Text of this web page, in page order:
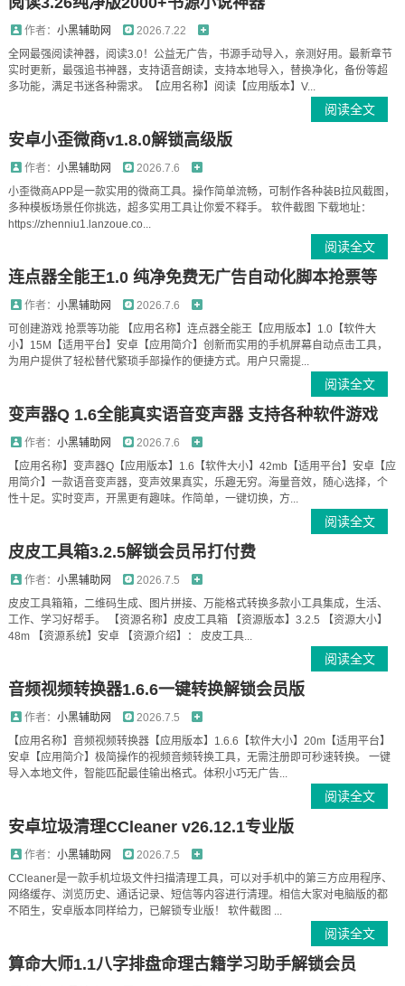
作者： 小黑辅助网
2026.7.22
全网最强阅读神器，阅读3.0！公益无广告，书源手动导入，亲测好用。最新章节
实时更新，最强追书神器，支持语音朗读，支持本地导入，替换净化，备份等超
多功能，满足书迷各种需求。【应用名称】阅读【应用版本】V...
阅读全文
安卓小歪微商v1.8.0解锁高级版
作者： 小黑辅助网
2026.7.6
小歪微商APP是一款实用的微商工具。操作简单流畅，可制作各种装B拉风截图，
多种模板场景任你挑选，超多实用工具让你爱不释手。 软件截图 下载地址：
https://zhenniu1.lanzoue.co...
阅读全文
连点器全能王1.0 纯净免费无广告自动化脚本抢票等
作者： 小黑辅助网
2026.7.6
可创建游戏 抢票等功能 【应用名称】连点器全能王【应用版本】1.0【软件大
小】15M【适用平台】安卓【应用简介】创新而实用的手机屏幕自动点击工具，
为用户提供了轻松替代繁琐手部操作的便捷方式。用户只需提...
阅读全文
变声器Q 1.6全能真实语音变声器 支持各种软件游戏
作者： 小黑辅助网
2026.7.6
【应用名称】变声器Q【应用版本】1.6【软件大小】42mb【适用平台】安卓【应
用简介】一款语音变声器，变声效果真实，乐趣无穷。海量音效，随心选择，个
性十足。实时变声，开黑更有趣味。作简单，一键切换，方...
阅读全文
皮皮工具箱3.2.5解锁会员吊打付费
作者： 小黑辅助网
2026.7.5
皮皮工具箱箱，二维码生成、图片拼接、万能格式转换多款小工具集成，生活、
工作、学习好帮手。 【资源名称】皮皮工具箱 【资源版本】3.2.5 【资源大小】
48m 【资源系统】安卓 【资源介绍】： 皮皮工具...
阅读全文
音频视频转换器1.6.6一键转换解锁会员版
作者： 小黑辅助网
2026.7.5
【应用名称】音频视频转换器【应用版本】1.6.6【软件大小】20m【适用平台】
安卓【应用简介】极简操作的视频音频转换工具，无需注册即可秒速转换。 一键
导入本地文件，智能匹配最佳输出格式。体积小巧无广告...
阅读全文
安卓垃圾清理CCleaner v26.12.1专业版
作者： 小黑辅助网
2026.7.5
CCleaner是一款手机垃圾文件扫描清理工具，可以对手机中的第三方应用程序、
网络缓存、浏览历史、通话记录、短信等内容进行清理。相信大家对电脑版的都
不陌生，安卓版本同样给力，已解锁专业版！ 软件截图 ...
阅读全文
算命大师1.1八字排盘命理古籍学习助手解锁会员